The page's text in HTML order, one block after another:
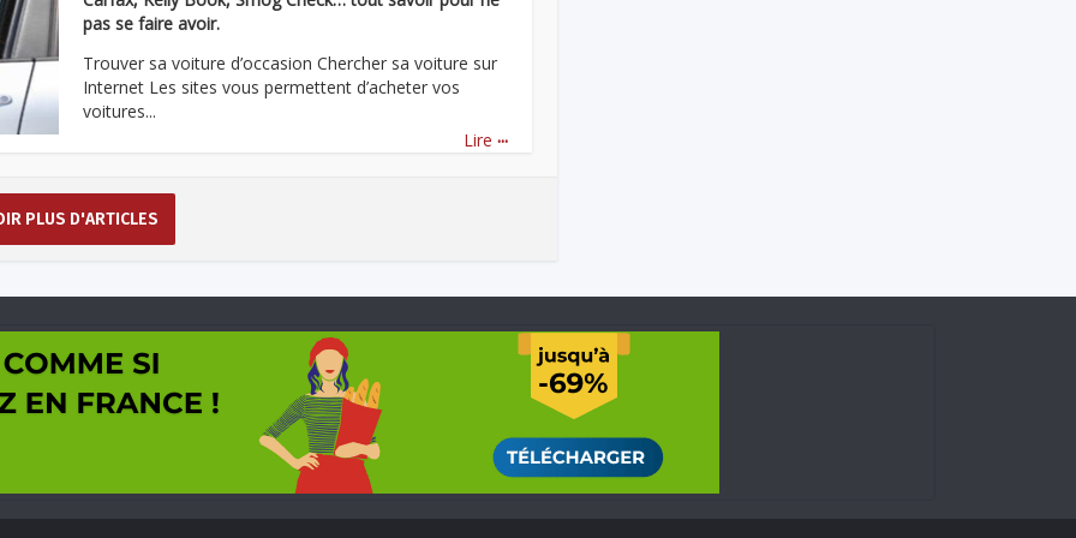
pas se faire avoir.
Trouver sa voiture d’occasion Chercher sa voiture sur
Internet Les sites vous permettent d’acheter vos
voitures...
Lire ...
PLUS D'ARTICLES